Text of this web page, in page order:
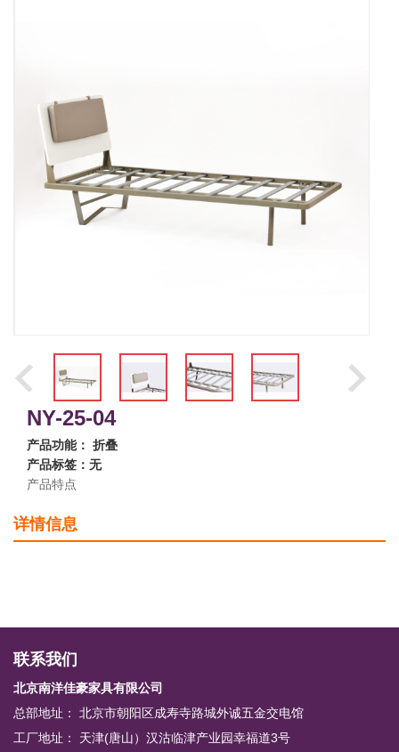
NY-25-04
产品功能： 折叠
产品标签：无
产品特点
详情信息
联系我们
北京南洋佳豪家具有限公司
总部地址： 北京市朝阳区成寿寺路城外诚五金交电馆
工厂地址： 天津(唐山）汉沽临津产业园幸福道3号